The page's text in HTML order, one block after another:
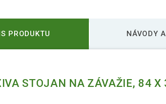
PRODUKTU NÁVODY
STOJAN NA ZÁVAŽIE, 84 X